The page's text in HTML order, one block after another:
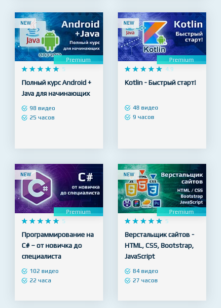
10 часов
NEW
    
     5
Полный курс Android +
Java для начинающих
NEW
Premium
Kotlin - Быстрый старт!
NEW
Premium

  
    5
Программирование на
C# – от новичка до
специалиста
NEW
Premium
    
     5
Верстальщик сайтов -
HTML, CSS, Bootstrap,
JavaScript